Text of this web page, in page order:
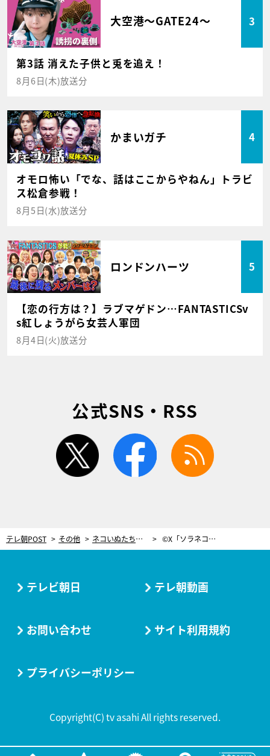
大空港～GATE24～ 3
第3話 消えた子供と兎を追え！
8月6日(木)放送分
かまいガチ 4
オモロ怖い「でな、話はここからやねん」トラビ
ス松倉参戦！
8月5日(水)放送分
ロンドンハーツ 5
【恋の行方は？】ラブマゲドン…FANTASTICSv
s紅しょうがら女芸人軍団
8月4日(火)放送分
公式SNS・RSS
twitter facebook
テレ朝POST その他 ネコいぬたちのシャッターチャンス！“美脚”から“ぐうたら”まで…スタジオ大絶賛のポージングも ©X「ソラネコさんち」
テレビ朝日 テレ朝動画
お問い合わせ サイト利用規約
プライバシーポリシー
Copyright(C) tv asahi All rights reserved.